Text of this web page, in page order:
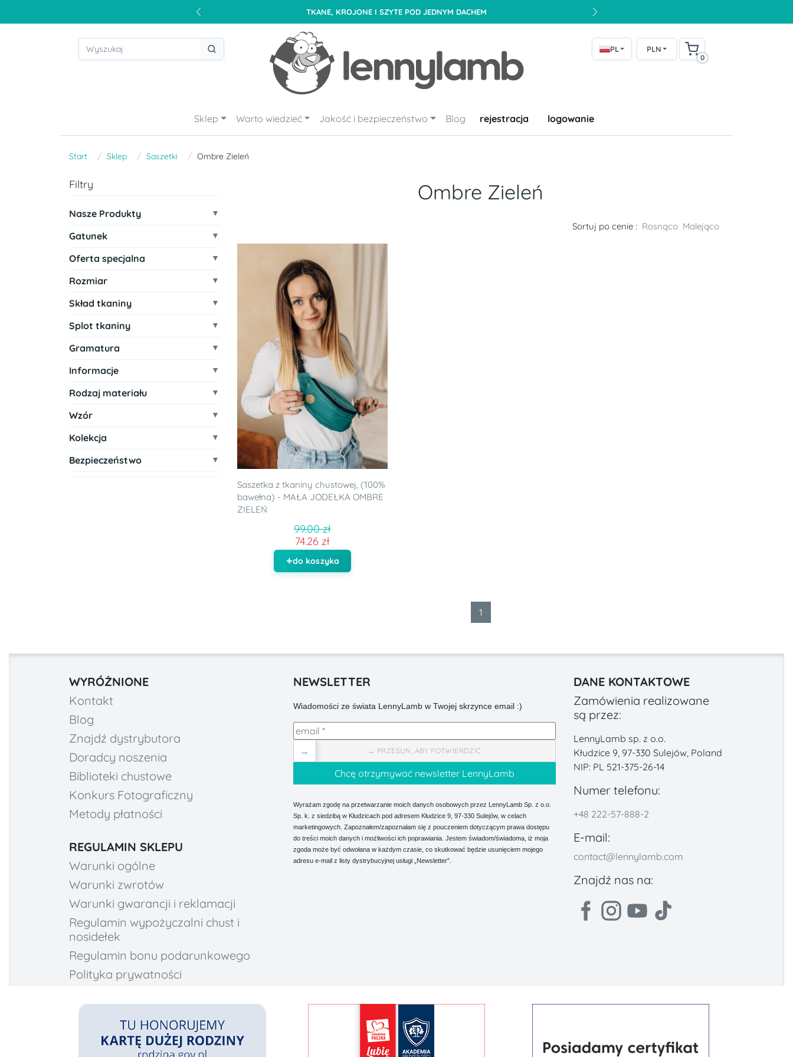
TKANE, KROJONE I SZYTE POD JEDNYM DACHEM
PL PLN
0
Sklep Warto wiedzieć Jakość i bezpieczeństwo Blog rejestracja logowanie
Start Sklep Saszetki Ombre Zieleń
Filtry
Nasze Produkty
Gatunek
Oferta specjalna
Rozmiar
Skład tkaniny
Splot tkaniny
Gramatura
Informacje
Rodzaj materiału
Wzór
Kolekcja
Bezpieczeństwo
Ombre Zieleń
Sortuj po cenie : Rosnąco Malejąco
Saszetka z tkaniny chustowej, (100%
bawełna) - MAŁA JODEŁKA OMBRE
ZIELEŃ
99.00 zł
74.26 zł
do koszyka
1
WYRÓŻNIONE
Kontakt
Blog
Znajdź dystrybutora
Doradcy noszenia
Biblioteki chustowe
Konkurs Fotograficzny
Metody płatności
REGULAMIN SKLEPU
Warunki ogólne
Warunki zwrotów
Warunki gwarancji i reklamacji
Regulamin wypożyczalni chust i
nosidełek
Regulamin bonu podarunkowego
Polityka prywatności
NEWSLETTER
Wiadomości ze świata LennyLamb w Twojej skrzynce email :)
→ PRZESUŃ, ABY POTWIERDZIĆ
→
Wyrażam zgodę na przetwarzanie moich danych osobowych przez LennyLamb Sp. z o.o.
Sp. k. z siedzibą w Kłudzicach pod adresem Kłudzice 9, 97-330 Sulejów, w celach
marketingowych. Zapoznałem/zapoznałam się z pouczeniem dotyczącym prawa dostępu
do treści moich danych i możliwości ich poprawiania. Jestem świadom/świadoma, iż moja
zgoda może być odwołana w każdym czasie, co skutkować będzie usunięciem mojego
adresu e-mail z listy dystrybucyjnej usługi „Newsletter”.
DANE KONTAKTOWE
Zamówienia realizowane
są przez:
LennyLamb sp. z o.o.
Kłudzice 9, 97-330 Sulejów, Poland
NIP: PL 521-375-26-14
Numer telefonu:
+48 222-57-888-2
E-mail:
contact@lennylamb.com
Znajdź nas na: